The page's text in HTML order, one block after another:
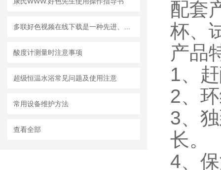
酸度计测量时注意事项
超级恒温水浴常见问题及使用注意
常用设备维护方法
查看全部
配套
杯、
产品
1、
2、
3、
长。
4、